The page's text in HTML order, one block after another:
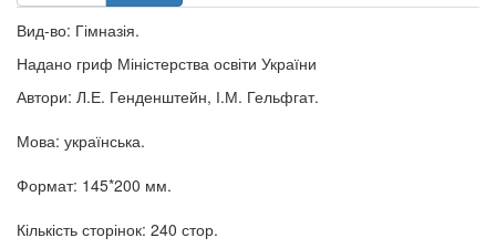
Вид-во: Гімназія.
Надано гриф Міністерства освіти України
Автори: Л.Е. Генденштейн, І.М. Гельфгат.
Мова: українська.
Формат: 145*200 мм.
Кількість сторінок: 240 стор.